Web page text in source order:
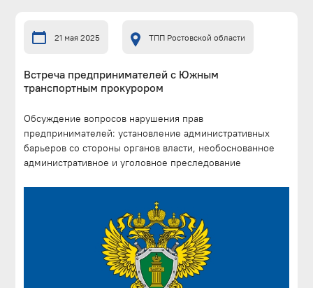
21 мая 2025 ТПП Ростовской области
Встреча предпринимателей с Южным
транспортным прокурором
Обсуждение вопросов нарушения прав
предпринимателей: установление административных
барьеров со стороны органов власти, необоснованное
административное и уголовное преследование